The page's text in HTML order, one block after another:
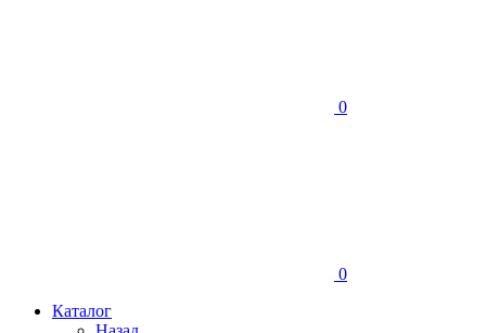
0
0
Каталог